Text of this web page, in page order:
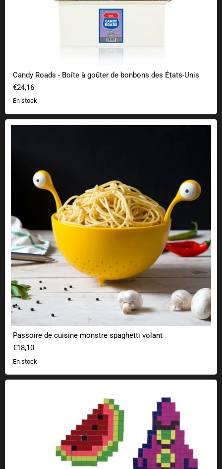
Candy Roads - Boîte à goûter de bonbons des États-Unis
€24,16
En stock
Passoire de cuisine monstre spaghetti volant
€18,10
En stock